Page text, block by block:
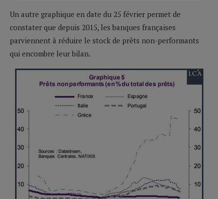
Un autre graphique en date du 25 février permet de
constater que depuis 2015, les banques françaises
parviennent à réduire le stock de prêts non-performants
qui encombre leur bilan.